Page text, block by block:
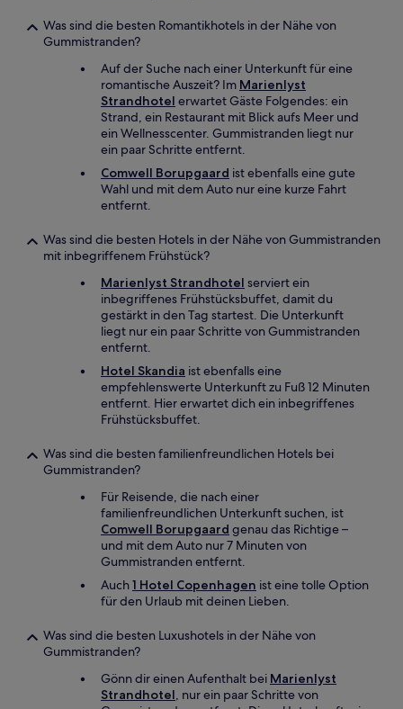
Was sind die besten Romantikhotels in der Nähe von
Gummistranden?
Auf der Suche nach einer Unterkunft für eine
romantische Auszeit? Im Marienlyst
Strandhotel erwartet Gäste Folgendes: ein
Strand, ein Restaurant mit Blick aufs Meer und
ein Wellnesscenter. Gummistranden liegt nur
ein paar Schritte entfernt.
Comwell Borupgaard ist ebenfalls eine gute
Wahl und mit dem Auto nur eine kurze Fahrt
entfernt.
Was sind die besten Hotels in der Nähe von Gummistranden
mit inbegriffenem Frühstück?
Marienlyst Strandhotel serviert ein
inbegriffenes Frühstücksbuffet, damit du
gestärkt in den Tag startest. Die Unterkunft
liegt nur ein paar Schritte von Gummistranden
entfernt.
Hotel Skandia ist ebenfalls eine
empfehlenswerte Unterkunft zu Fuß 12 Minuten
entfernt. Hier erwartet dich ein inbegriffenes
Frühstücksbuffet.
Was sind die besten familienfreundlichen Hotels bei
Gummistranden?
Für Reisende, die nach einer
familienfreundlichen Unterkunft suchen, ist
Comwell Borupgaard genau das Richtige –
und mit dem Auto nur 7 Minuten von
Gummistranden entfernt.
Auch1 Hotel Copenhagen ist eine tolle Option
für den Urlaub mit deinen Lieben.
Was sind die besten Luxushotels in der Nähe von
Gummistranden?
Gönn dir einen Aufenthalt bei Marienlyst
Strandhotel, nur ein paar Schritte von